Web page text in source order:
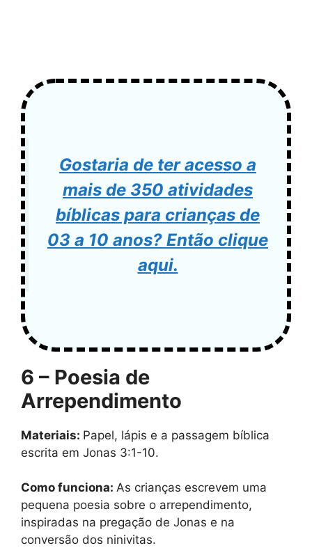
Gostaria de ter acesso a
mais de 350 atividades
bíblicas para crianças de
03 a 10 anos? Então clique
aqui.
6 – Poesia de
Arrependimento
Materiais: Papel, lápis e a passagem bíblica
escrita em Jonas 3:1-10.
Como funciona: As crianças escrevem uma
pequena poesia sobre o arrependimento,
inspiradas na pregação de Jonas e na
conversão dos ninivitas.